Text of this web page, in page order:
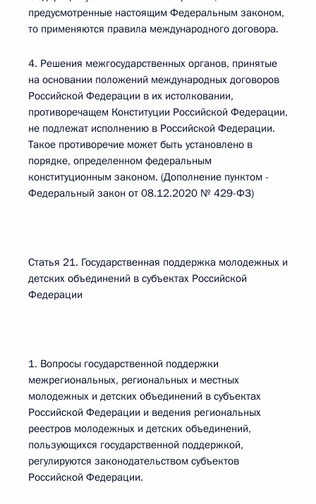
предусмотренные настоящим Федеральным законом,
то применяются правила международного договора.
4. Решения межгосударственных органов, принятые
на основании положений международных договоров
Российской Федерации в их истолковании,
противоречащем Конституции Российской Федерации,
не подлежат исполнению в Российской Федерации.
Такое противоречие может быть установлено в
порядке, определенном федеральным
конституционным законом. (Дополнение пунктом -
Федеральный закон от 08.12.2020 № 429-ФЗ)
Статья 21. Государственная поддержка молодежных и
детских объединений в субъектах Российской
Федерации
1. Вопросы государственной поддержки
межрегиональных, региональных и местных
молодежных и детских объединений в субъектах
Российской Федерации и ведения региональных
реестров молодежных и детских объединений,
пользующихся государственной поддержкой,
регулируются законодательством субъектов
Российской Федерации.